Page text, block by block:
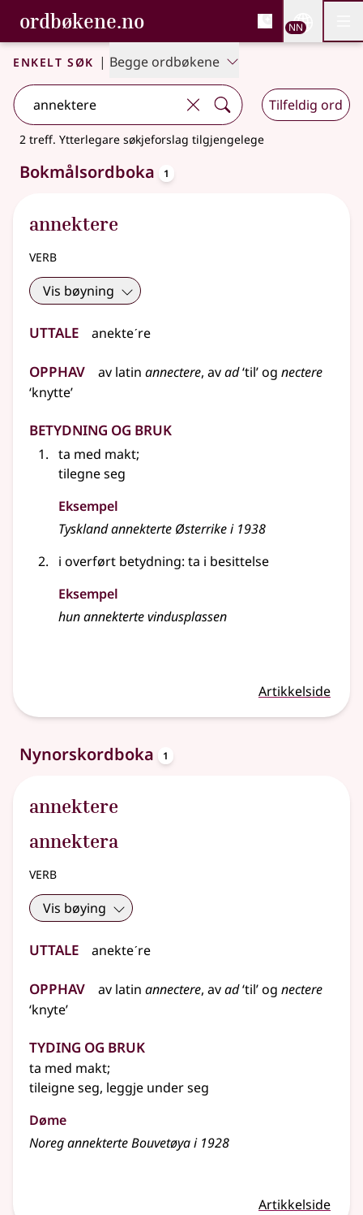
Gå til hovudinnhald
Tilgjenge
ordbøkene.no, Bokmålsordboka og
Bokmålsordboka og Nynorskordboka
NN
Enkelt søk | Begge ordbøkene
Tilfeldig ord
2 treff. Ytterlegare søkjeforslag tilgjengelege
Bokmålsordboka 1
annektere
verb
Vis bøyning
Uttale anekteˊre
Opphav av latin annectere, avad‘til’ og nectere
‘knytte’
Betydning og bruk
ta med makt;
tilegne seg
Eksempel
Tyskland annekterte Østerrike i 1938
i overført betydning: ta i besittelse
Eksempel
hun annekterte vindusplassen
Artikkelside
Nynorskordboka 1
annektere
annektera
verb
Vis bøying
Uttale anekteˊre
Opphav av latin annectere, avad‘til’ og nectere
‘knyte’
Tyding og bruk
ta med makt;
tileigne seg, leggje under seg
Døme
Noreg annekterte Bouvetøya i 1928
Artikkelside